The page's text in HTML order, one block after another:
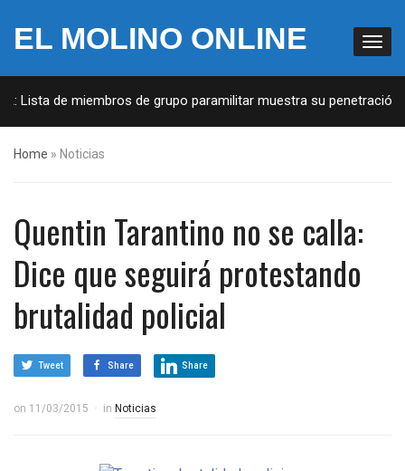
EL MOLINO ONLINE
Lista de miembros de grupo paramilitar muestra su penetración
Home » Noticias
Quentin Tarantino no se calla:
Dice que seguirá protestando
brutalidad policial
Tweet Share Share
on 11/03/2015 in Noticias